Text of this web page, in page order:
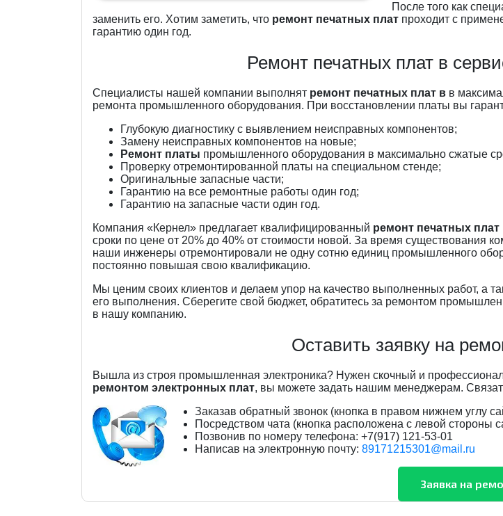
После того как
заменить его. Хотим заметить, что ремонт печатных плат проходит с
гарантию один год.
Ремонт печатных плат в
Специалисты нашей компании выполнят ремонт печатных плат в в
ремонта промышленного оборудования. При восстановлении платы вы
Глубокую диагностику с выявлением неисправных компонентов;
Замену неисправных компонентов на новые;
Ремонт платы промышленного оборудования в максимально сжатые
Проверку отремонтированной платы на специальном стенде;
Оригинальные запасные части;
Гарантию на все ремонтные работы один год;
Гарантию на запасные части один год.
Компания «Кернел» предлагает квалифицированный ремонт печатных плат
сроки по цене от 20% до 40% от стоимости новой. За время существования
наши инженеры отремонтировали не одну сотню единиц промышленного
постоянно повышая свою квалификацию.
Мы ценим своих клиентов и делаем упор на качество выполненных работ, а
его выполнения. Сберегите свой бюджет, обратитесь за ремонтом
в нашу компанию.
Оставить заявку на
Вышла из строя промышленная электроника? Нужен скочный и
ремонтом электронных плат, вы можете задать нашим менеджерам.
Заказав обратный звонок (кнопка в правом нижнем углу
Посредством чата (кнопка расположена с левой стороны
Позвонив по номеру телефона: +7(917) 121-53-01
Написав на электронную почту: 89171215301@mail.ru